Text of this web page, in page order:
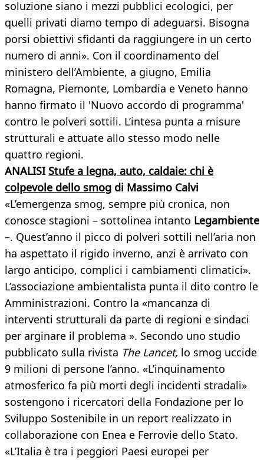
soluzione siano i mezzi pubblici ecologici, per
quelli privati diamo tempo di adeguarsi. Bisogna
porsi obiettivi sfidanti da raggiungere in un certo
numero di anni». Con il coordinamento del
ministero dell’Ambiente, a giugno, Emilia
Romagna, Piemonte, Lombardia e Veneto hanno
hanno firmato il 'Nuovo accordo di programma'
contro le polveri sottili. L’intesa punta a misure
strutturali e attuate allo stesso modo nelle
quattro regioni.
ANALISI Stufe a legna, auto, caldaie: chi è
colpevole dello smog di Massimo Calvi
«L’emergenza smog, sempre più cronica, non
conosce stagioni – sottolinea intanto Legambiente
–. Quest’anno il picco di polveri sottili nell’aria non
ha aspettato il rigido inverno, anzi è arrivato con
largo anticipo, complici i cambiamenti climatici».
L’associazione ambientalista punta il dito contro le
Amministrazioni. Contro la «mancanza di
interventi strutturali da parte di regioni e sindaci
per arginare il problema ». Secondo uno studio
pubblicato sulla rivista The Lancet, lo smog uccide
9 milioni di persone l’anno. «L’inquinamento
atmosferico fa più morti degli incidenti stradali»
sostengono i ricercatori della Fondazione per lo
Sviluppo Sostenibile in un report realizzato in
collaborazione con Enea e Ferrovie dello Stato.
«L’Italia è tra i peggiori Paesi europei per